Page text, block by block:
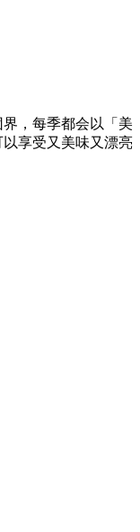
界，每季都会以「美
享受又美味又漂亮